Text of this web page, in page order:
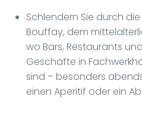
Schlendern Sie durch
Bouffay, dem
wo Bars, Restaurants
Geschäfte in
sind – besonders
einen Aperitif oder ein